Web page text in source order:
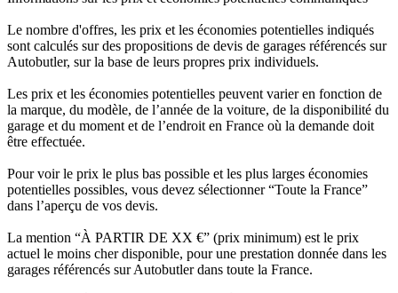
Le nombre d'offres, les prix et les économies potentielles indiqués
sont calculés sur des propositions de devis de garages référencés sur
Autobutler, sur la base de leurs propres prix individuels.
Les prix et les économies potentielles peuvent varier en fonction de
la marque, du modèle, de l’année de la voiture, de la disponibilité du
garage et du moment et de l’endroit en France où la demande doit
être effectuée.
Pour voir le prix le plus bas possible et les plus larges économies
potentielles possibles, vous devez sélectionner “Toute la France”
dans l’aperçu de vos devis.
La mention “À PARTIR DE XX €” (prix minimum) est le prix
actuel le moins cher disponible, pour une prestation donnée dans les
garages référencés sur Autobutler dans toute la France.